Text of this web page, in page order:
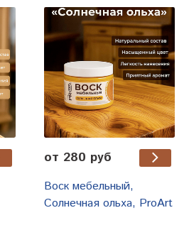
от 280 руб
Воск мебельный,
Солнечная ольха, ProArt